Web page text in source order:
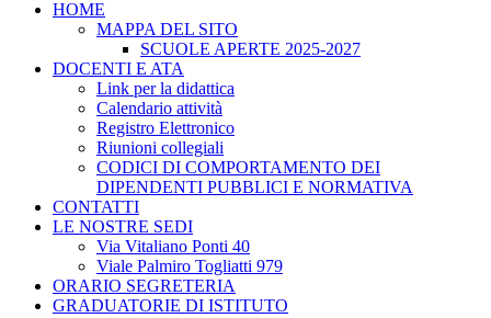
HOME
MAPPA DEL SITO
SCUOLE APERTE 2025-2027
DOCENTI E ATA
Link per la didattica
Calendario attività
Registro Elettronico
Riunioni collegiali
CODICI DI COMPORTAMENTO DEI
DIPENDENTI PUBBLICI E NORMATIVA
CONTATTI
LE NOSTRE SEDI
Via Vitaliano Ponti 40
Viale Palmiro Togliatti 979
ORARIO SEGRETERIA
GRADUATORIE DI ISTITUTO